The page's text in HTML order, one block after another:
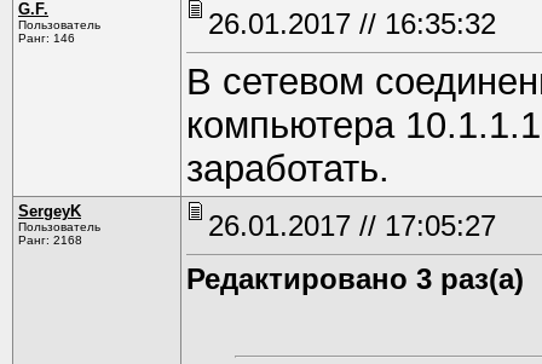
G.F.
Пользователь
Ранг: 146
26.01.2017 // 16:35:32
В сетевом
компьютера
заработать.
SergeyK
Пользователь
Ранг: 2168
26.01.2017 // 17:05:27
Редактировано 3 раз(а)